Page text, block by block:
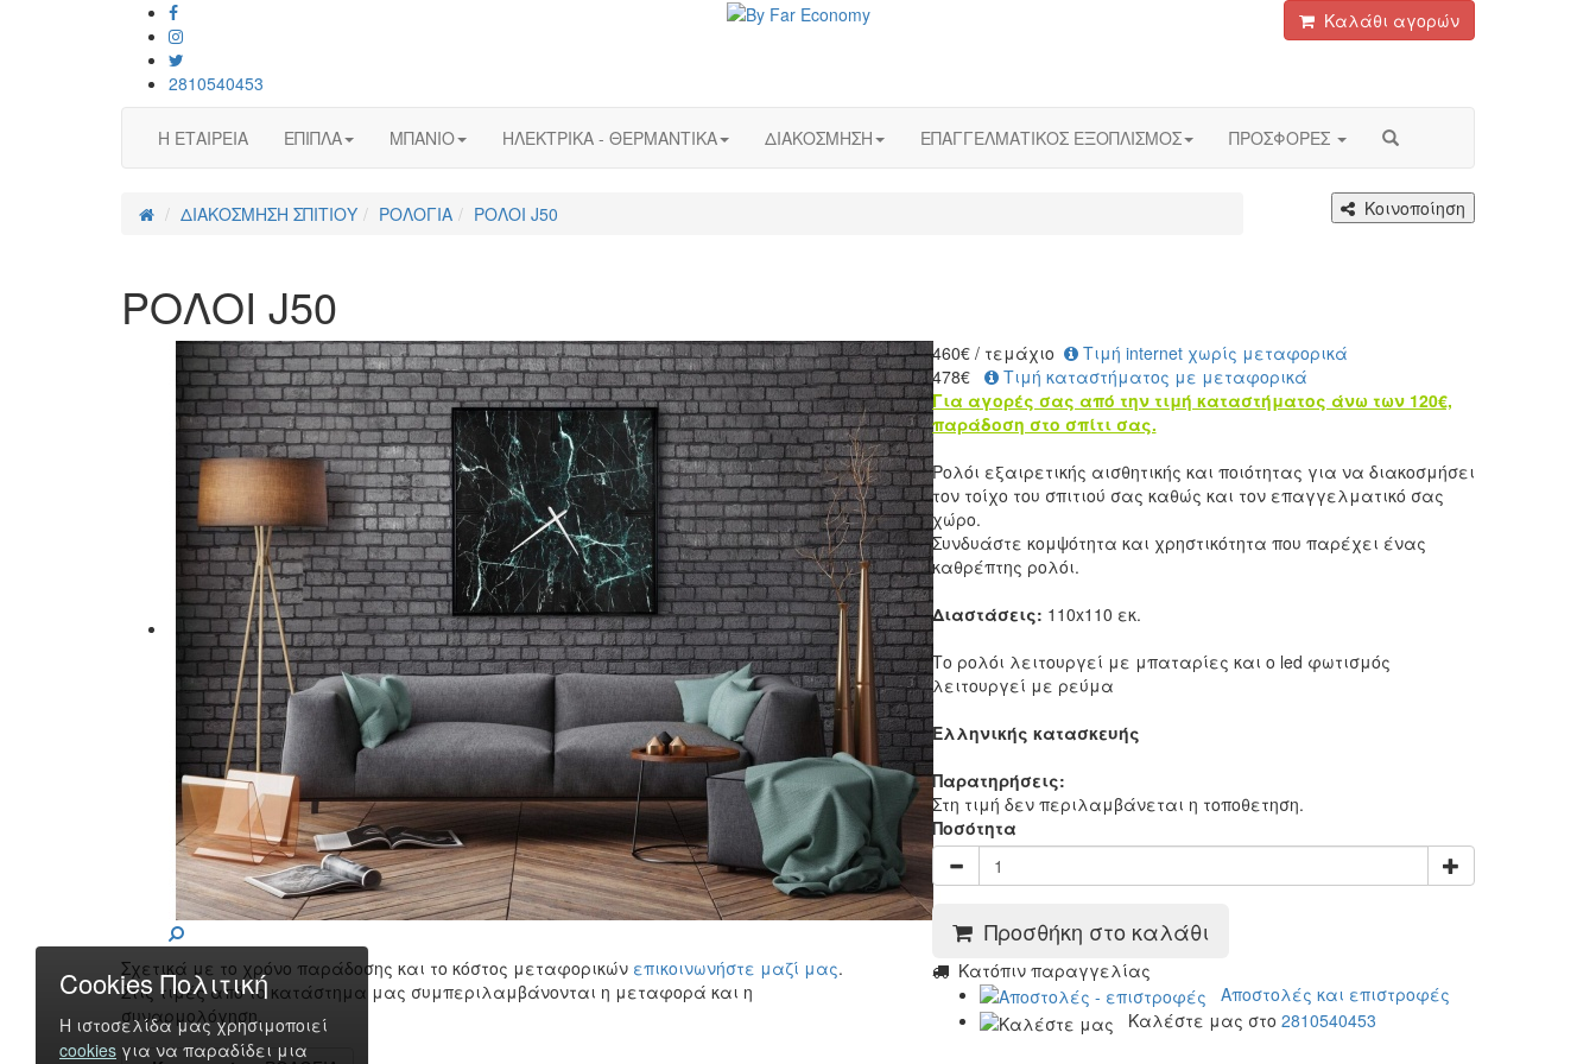
2810540453
Καλάθι αγορών
Η ΕΤΑΙΡΕΙΑ ΕΠΙΠΛΑ ΜΠΑΝΙΟ ΗΛΕΚΤΡΙΚΑ - ΘΕΡΜΑΝΤΙΚΑ ΔΙΑΚΟΣΜΗΣΗ ΕΠΑΓΓΕΛΜΑΤΙΚΟΣ ΕΞΟΠΛΙΣΜΟΣ ΠΡΟΣΦΟΡΕΣ
ΔΙΑΚΟΣΜΗΣΗ ΣΠΙΤΙΟΥ ΡΟΛΟΓΙΑ ΡΟΛΟΙ J50 Κοινοποίηση
ΡΟΛΟΙ J50
Σχετικά με το χρόνο παράδοσης και το κόστος μεταφορικών επικοινωνήστε μαζί μας.
Στις τιμές από το κατάστημα μας συμπεριλαμβάνονται η μεταφορά και η
συναρμολόγηση.
460€ / τεμάχιο
Τιμή internet χωρίς μεταφορικά
478€
Τιμή καταστήματος με μεταφορικά
Για αγορές σας από την τιμή καταστήματος άνω των 120€,
παράδοση στο σπίτι σας.
Ρολόι εξαιρετικής αισθητικής και ποιότητας για να διακοσμήσει
τον τοίχο του σπιτιού σας καθώς και τον επαγγελματικό σας
χώρο.
Συνδυάστε κομψότητα και χρηστικότητα που παρέχει ένας
καθρέπτης ρολόι.
Διαστάσεις: 110x110 εκ.
Το ρολόι λειτουργεί με μπαταρίες και ο led φωτισμός
λειτουργεί με ρεύμα
Ελληνικής κατασκευής
Παρατηρήσεις:
Στη τιμή δεν περιλαμβάνεται η τοποθετηση.
Ποσότητα
Προσθήκη στο καλάθι
Kατόπιν παραγγελίας
Αποστολές και επιστροφές
Καλέστε μας στο 2810540453
Cookies Πολιτική
Η ιστοσελίδα μας χρησιμοποιεί
cookies για να παραδίδει μια